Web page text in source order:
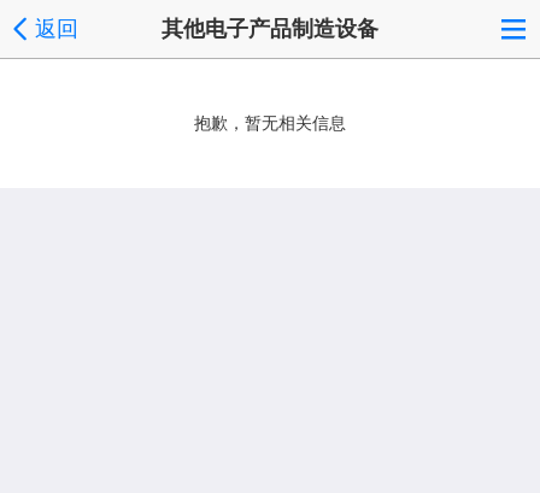
返回 其他电子产品制造设备
抱歉，暂无相关信息